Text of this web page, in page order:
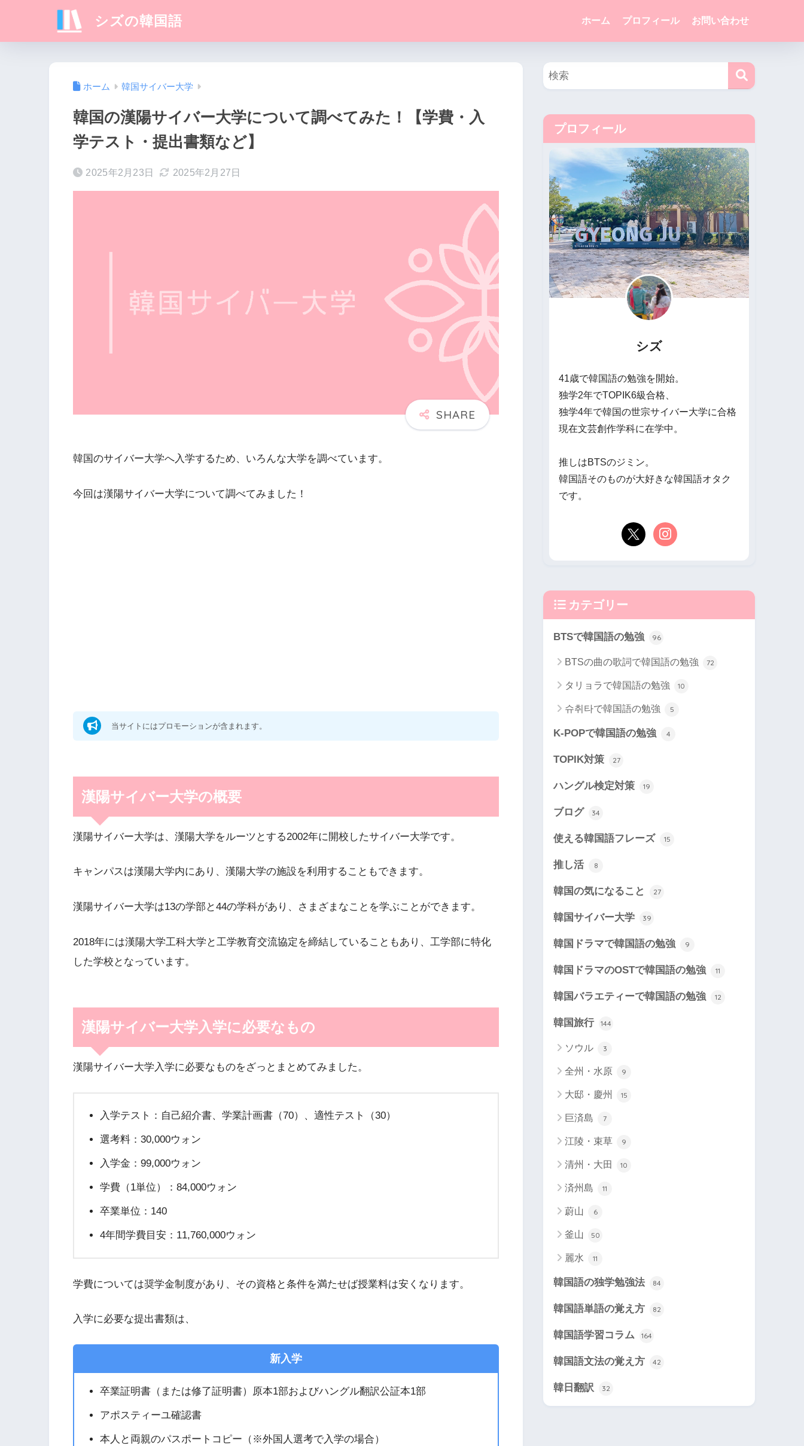
シズの韓国語 ホーム プロフィール お問い合わせ
ホーム 韓国サイバー大学
韓国の漢陽サイバー大学について調べてみた！【学費・入
学テスト・提出書類など】
2025年2月23日 2025年2月27日
韓国のサイバー大学へ入学するため、いろんな大学を調べています。
今回は漢陽サイバー大学について調べてみました！
当サイトにはプロモーションが含まれます。
漢陽サイバー大学の概要
漢陽サイバー大学は、漢陽大学をルーツとする2002年に開校したサイバー大学です。
キャンパスは漢陽大学内にあり、漢陽大学の施設を利用することもできます。
漢陽サイバー大学は13の学部と44の学科があり、さまざまなことを学ぶことができます。
2018年には漢陽大学工科大学と工学教育交流協定を締結していることもあり、工学部に特化
した学校となっています。
漢陽サイバー大学入学に必要なもの
漢陽サイバー大学入学に必要なものをざっとまとめてみました。
入学テスト：自己紹介書、学業計画書（70）、適性テスト（30）
選考料：30,000ウォン
入学金：99,000ウォン
学費（1単位）：84,000ウォン
卒業単位：140
4年間学費目安：11,760,000ウォン
学費については奨学金制度があり、その資格と条件を満たせば授業料は安くなります。
入学に必要な提出書類は、
新入学
卒業証明書（または修了証明書）原本1部およびハングル翻訳公証本1部
アポスティーユ確認書
本人と両親のパスポートコピー（※外国人選考で入学の場合）
プロフィール
シズ
41歳で韓国語の勉強を開始。
独学2年でTOPIK6級合格、
独学4年で韓国の世宗サイバー大学に合格
現在文芸創作学科に在学中。
推しはBTSのジミン。
韓国語そのものが大好きな韓国語オタク
です。
カテゴリー
BTSで韓国語の勉強 96
BTSの曲の歌詞で韓国語の勉強 72
タリョラで韓国語の勉強 10
슈취타で韓国語の勉強 5
K-POPで韓国語の勉強 4
TOPIK対策 27
ハングル検定対策 19
ブログ 34
使える韓国語フレーズ 15
推し活 8
韓国の気になること 27
韓国サイバー大学 39
韓国ドラマで韓国語の勉強 9
韓国ドラマのOSTで韓国語の勉強 11
韓国バラエティーで韓国語の勉強 12
韓国旅行 144
ソウル 3
全州・水原 9
大邸・慶州 15
巨済島 7
江陵・束草 9
清州・大田 10
済州島 11
蔚山 6
釜山 50
麗水 11
韓国語の独学勉強法 84
韓国語単語の覚え方 82
韓国語学習コラム 164
韓国語文法の覚え方 42
韓日翻訳 32